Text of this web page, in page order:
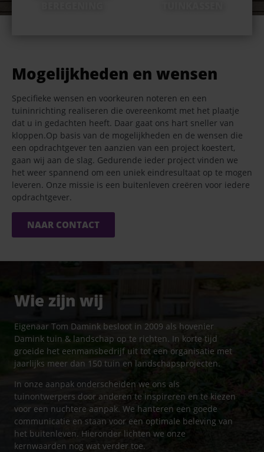
Mogelijkheden en wensen
Specifieke wensen en voorkeuren noteren en een
tuininrichting realiseren die overeenkomt met het plaatje
dat u in gedachten heeft. Daar gaat ons hart sneller van
kloppen.Op basis van de mogelijkheden en de wensen die
een opdrachtgever ten aanzien van een project koestert,
gaan wij aan de slag. Gedurende ieder project vinden we
het weer spannend om een uniek eindresultaat op te mogen
leveren. Onze missie is een buitenleven creëren voor iedere
opdrachtgever.
NAAR CONTACT
Wie zijn wij
Eigenaar Tom Damink besloot in 2009 als hovenier
Damink tuin & landschap op te richten. In korte tijd
groeide het eenmansbedrijf uit tot een organisatie met
jaarlijks meer dan 150 tuin en landschapsprojecten.
In onze aanpak onderscheiden we ons als
tuinontwerpers door anderen te inspireren en te kiezen
voor een nuchtere aanpak. We hanteren een goede
communicatie en staan voor een optimale beleving van
het buitenleven. Hieronder lichten we onze
kernwaarden nog wat verder toe.